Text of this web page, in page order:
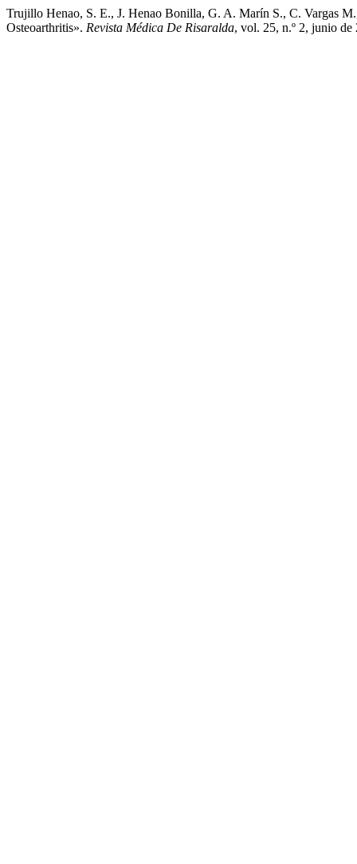
Trujillo Henao, S. E., J. Henao Bonilla, G. A. Marín S., C. Vargas
Osteoarthritis». Revista Médica De Risaralda, vol. 25, n.º 2, junio